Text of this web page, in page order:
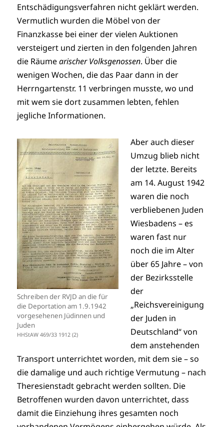
Entschädigungsverfahren nicht geklärt werden.
Vermutlich wurden die Möbel von der
Finanzkasse bei einer der vielen Auktionen
versteigert und zierten in den folgenden Jahren
die Räumearischer Volksgenossen. Über die
wenigen Wochen, die das Paar dann in der
Herrngartenstr. 11 verbringen musste, wo und
mit wem sie dort zusammen lebten, fehlen
jegliche Informationen.
Schreiben der RVJD an die für
die Deportation am 1.9.1942
vorgesehenen Jüdinnen und
Juden
HHStAW 469/33 1912 (2)
Aber auch dieser
Umzug blieb nicht
der letzte. Bereits
am 14. August 1942
waren die noch
verbliebenen Juden
Wiesbadens – es
waren fast nur
noch die im Alter
über 65 Jahre – von
der Bezirksstelle
der
„Reichsvereinigung
der Juden in
Deutschland“ von
dem anstehenden
Transport unterrichtet worden, mit dem sie – so
die damalige und auch richtige Vermutung – nach
Theresienstadt gebracht werden sollten. Die
Betroffenen wurden davon unterrichtet, dass
damit die Einziehung ihres gesamten noch